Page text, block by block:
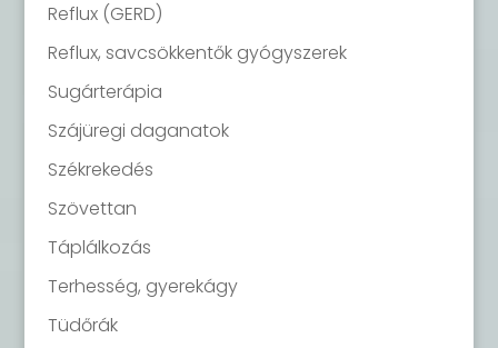
Reflux (GERD)
Reflux, savcsökkentők gyógyszerek
Sugárterápia
Szájüregi daganatok
Székrekedés
Szövettan
Táplálkozás
Terhesség, gyerekágy
Tüdőrák